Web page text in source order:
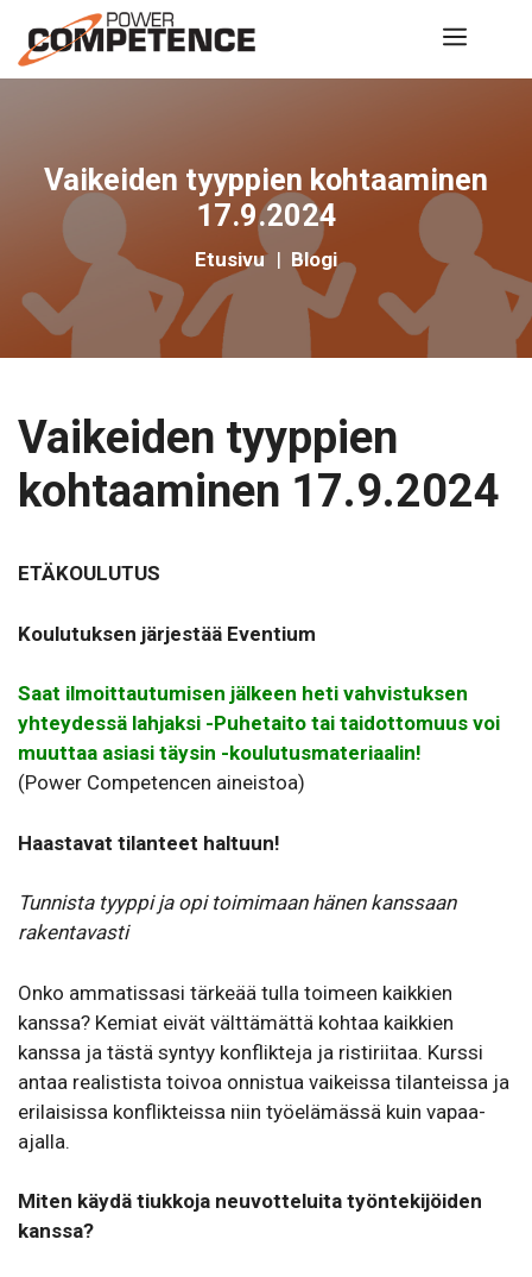
sisältöön
Vaikeiden tyyppien kohtaaminen
17.9.2024
Etusivu | Blogi
Vaikeiden tyyppien
kohtaaminen 17.9.2024
ETÄKOULUTUS
Koulutuksen järjestää Eventium
Saat ilmoittautumisen jälkeen heti vahvistuksen
yhteydessä lahjaksi -Puhetaito tai taidottomuus voi
muuttaa asiasi täysin -koulutusmateriaalin!
(Power Competencen aineistoa)
Haastavat tilanteet haltuun!
Tunnista tyyppi ja opi toimimaan hänen kanssaan
rakentavasti
Onko ammatissasi tärkeää tulla toimeen kaikkien
kanssa? Kemiat eivät välttämättä kohtaa kaikkien
kanssa ja tästä syntyy konflikteja ja ristiriitaa. Kurssi
antaa realistista toivoa onnistua vaikeissa tilanteissa ja
erilaisissa konflikteissa niin työelämässä kuin vapaa-
ajalla.
Miten käydä tiukkoja neuvotteluita työntekijöiden
kanssa?